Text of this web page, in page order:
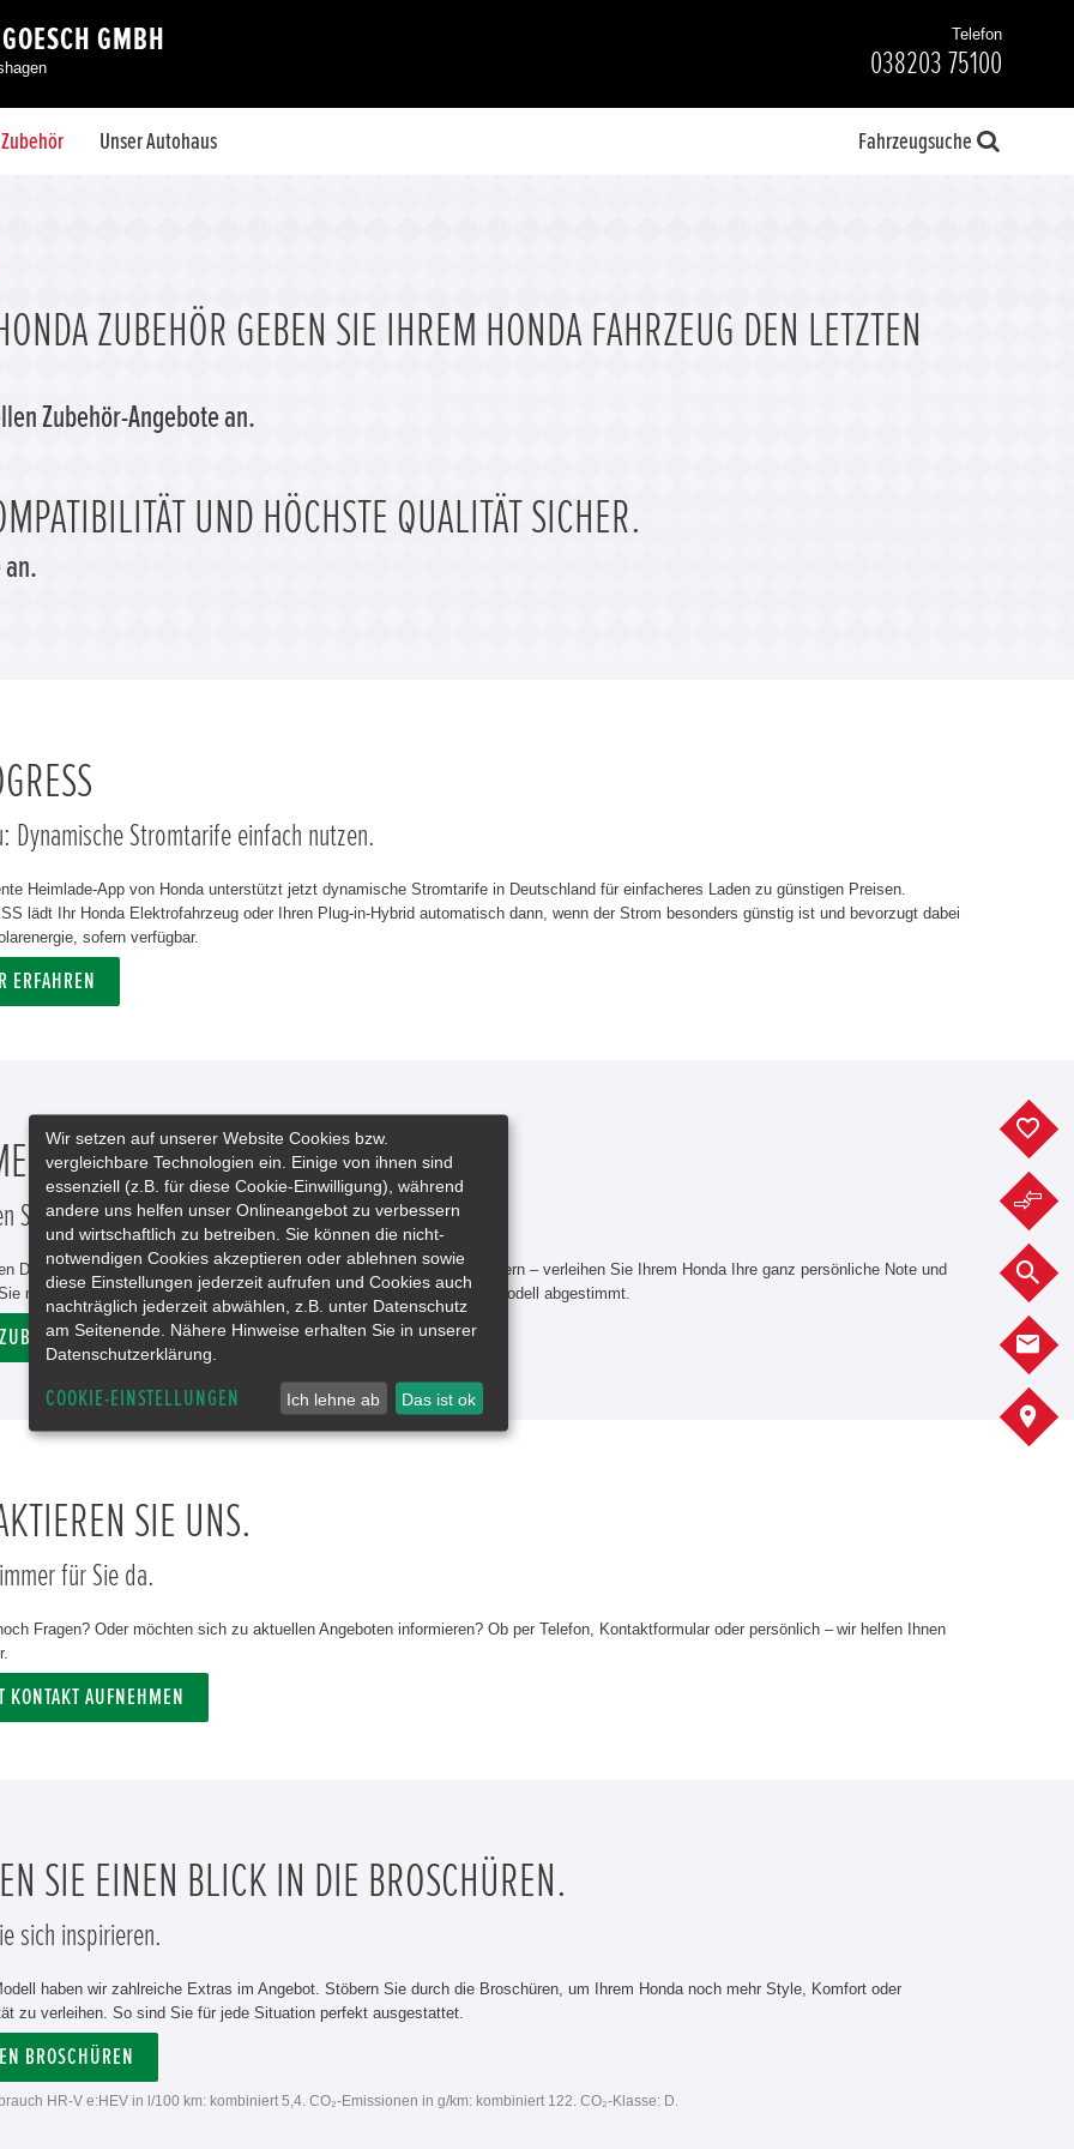
GMBH Telefon
038203 75100
Unser Autohaus Fahrzeugsuche
ZUBEHÖR GEBEN SIE IHREM HONDA FAHRZEUG DEN LETZTEN
Zubehör-Angebote an.
UND HÖCHSTE QUALITÄT SICHER.
an.
Dynamische Stromtarife einfach nutzen.
Heimlade-App von Honda unterstützt jetzt dynamische Stromtarife in Deutschland für einfacheres Laden zu günstigen Preisen.
lädt Ihr Honda Elektrofahrzeug oder Ihren Plug-in-Hybrid automatisch dann, wenn der Strom besonders günstig ist und bevorzugt dabei
sofern verfügbar.
ERFAHREN
KOMFORT UND STYLE.
Sie unsere breite Produktpalette.
Design-Paketen über funktionale Erweiterungen bis hin zu Fahrradträgern – verleihen Sie Ihrem Honda Ihre ganz persönliche Note und
neue Möglichkeiten. Jedes Extra ist dabei perfekt auf das jeweilige Modell abgestimmt.
SIE UNS.
für Sie da.
Fragen? Oder möchten sich zu aktuellen Angeboten informieren? Ob per Telefon, Kontaktformular oder persönlich – wir helfen Ihnen
KONTAKT AUFNEHMEN
SIE EINEN BLICK IN DIE BROSCHÜREN.
sich inspirieren.
haben wir zahlreiche Extras im Angebot. Stöbern Sie durch die Broschüren, um Ihrem Honda noch mehr Style, Komfort oder
zu verleihen. So sind Sie für jede Situation perfekt ausgestattet.
BROSCHÜREN
HR-V e:HEV in l/100 km: kombiniert 5,4. CO₂-Emissionen in g/km: kombiniert 122. CO₂-Klasse: D.
Wir setzen auf unserer Website Cookies bzw.
vergleichbare Technologien ein. Einige von ihnen sind
essenziell (z.B. für diese Cookie-Einwilligung), während
andere uns helfen unser Onlineangebot zu verbessern
und wirtschaftlich zu betreiben. Sie können die nicht-
notwendigen Cookies akzeptieren oder ablehnen sowie
diese Einstellungen jederzeit aufrufen und Cookies auch
nachträglich jederzeit abwählen, z.B. unter Datenschutz
am Seitenende. Nähere Hinweise erhalten Sie in unserer
Datenschutzerklärung.
COOKIE-EINSTELLUNGEN Ich lehne ab Das ist ok